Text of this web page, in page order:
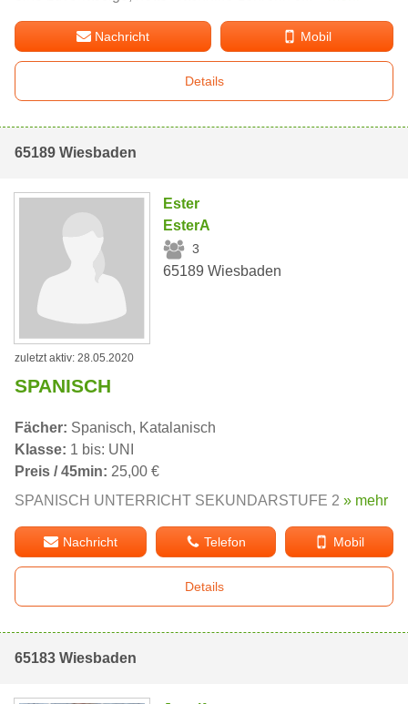
Nachricht Mobil
Details
65189 Wiesbaden
Ester
EsterA
3
65189 Wiesbaden
zuletzt aktiv: 28.05.2020
SPANISCH
Fächer: Spanisch, Katalanisch
Klasse: 1 bis: UNI
Preis / 45min: 25,00 €
SPANISCH UNTERRICHT SEKUNDARSTUFE 2 » mehr
Nachricht Telefon Mobil
Details
65183 Wiesbaden